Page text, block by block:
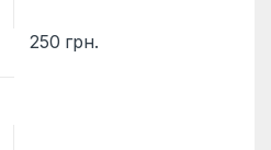
250 грн.